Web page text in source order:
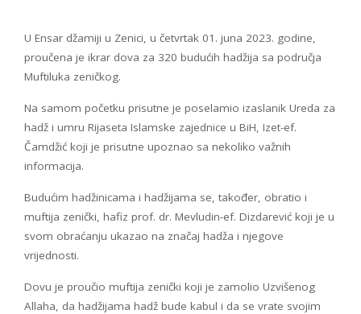
U Ensar džamiji u Zenici, u četvrtak 01. juna 2023. godine,
proučena je ikrar dova za 320 budućih hadžija sa područja
Muftiluka zeničkog.
Na samom početku prisutne je poselamio izaslanik Ureda za
hadž i umru Rijaseta Islamske zajednice u BiH, Izet-ef.
Čamdžić koji je prisutne upoznao sa nekoliko važnih
informacija.
Budućim hadžinicama i hadžijama se, također, obratio i
muftija zenički, hafiz prof. dr. Mevludin-ef. Dizdarević koji je u
svom obraćanju ukazao na značaj hadža i njegove
vrijednosti.
Dovu je proučio muftija zenički koji je zamolio Uzvišenog
Allaha, da hadžijama hadž bude kabul i da se vrate svojim